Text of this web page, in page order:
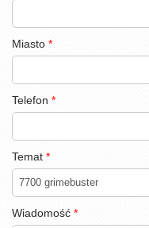
Miasto *
Telefon *
Temat *
Wiadomość *